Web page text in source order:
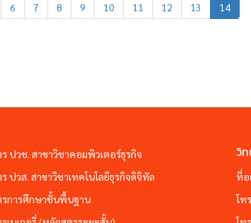
6 7 8 9 10 11 12 13 14
ปวช. สาขาวิชาคอมพิวเตอร์ธุรกิจ
ปวส. สาขาวิชาเทคโนโลยีธุรกิจดิจิทัล
การศึกษาชั้นพื้นฐาน
วิ
ที่อ
โท